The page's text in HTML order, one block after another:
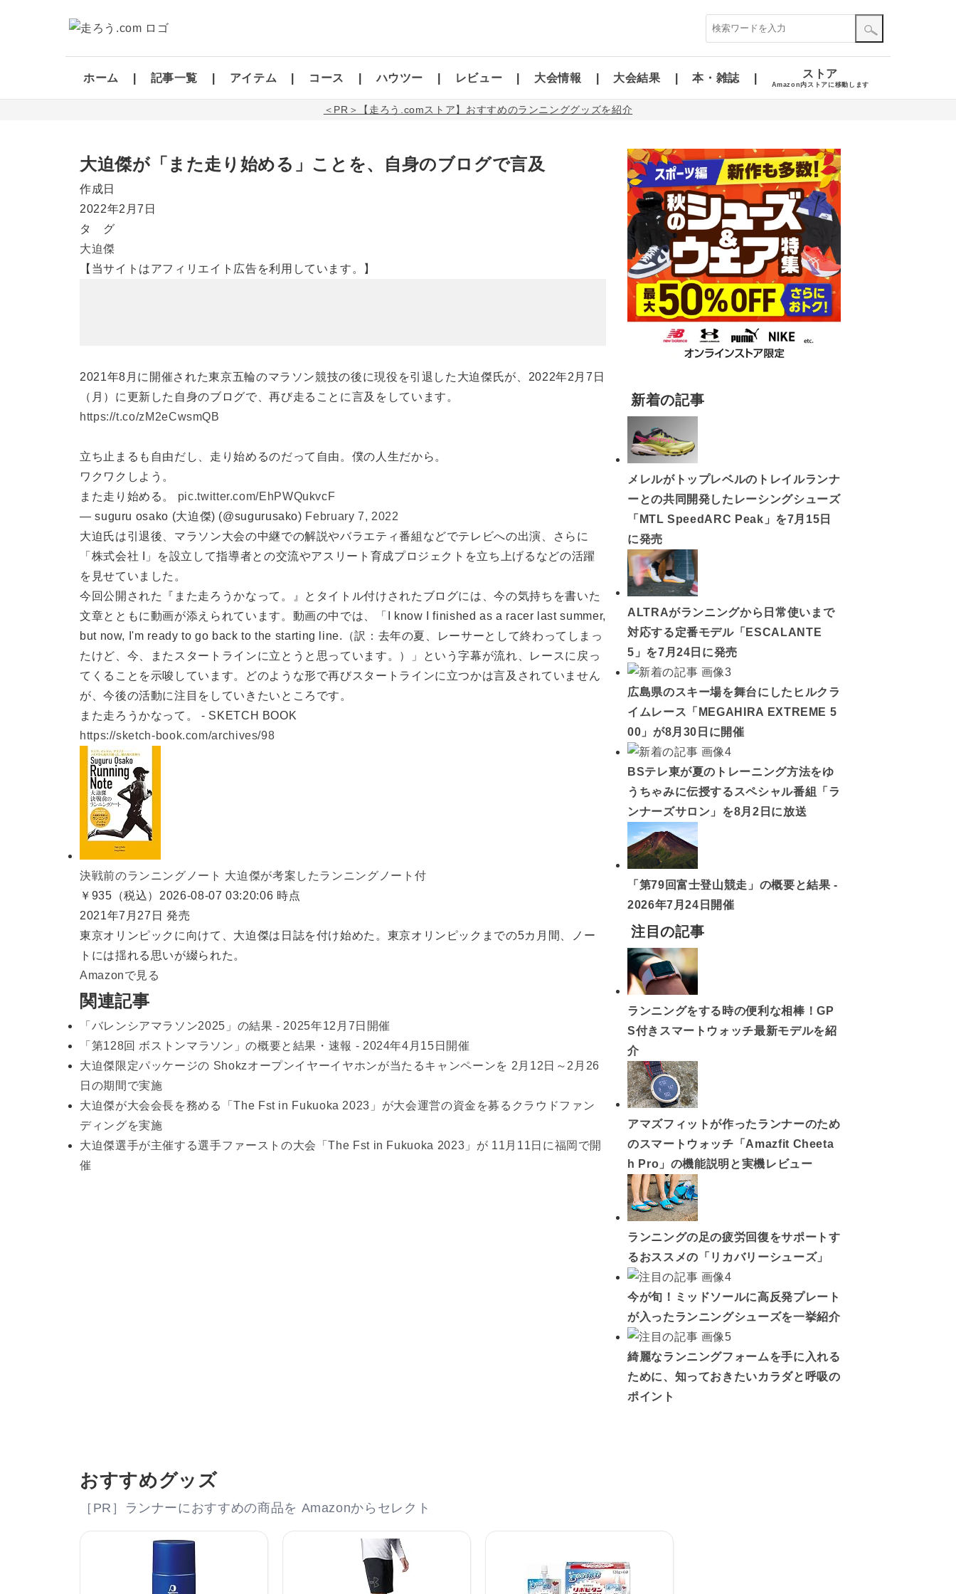
ホーム 記事一覧 アイテム コース ハウツー レビュー 大会情報 大会結果 本・雑誌 ストア
Amazon内ストアに移動します
＜PR＞【走ろう.comストア】おすすめのランニンググッズを紹介
大迫傑が「また走り始める」ことを、自身のブログで言及
作成日
2022年2月7日
タ グ
大迫傑
【当サイトはアフィリエイト広告を利用しています。】
2021年8月に開催された東京五輪のマラソン競技の後に現役を引退した大迫傑氏が、2022年2月7日
（月）に更新した自身のブログで、再び走ることに言及をしています。
https://t.co/zM2eCwsmQB
立ち止まるも自由だし、走り始めるのだって自由。僕の人生だから。
ワクワクしよう。
また走り始める。 pic.twitter.com/EhPWQukvcF
— suguru osako (大迫傑) (@sugurusako) February 7, 2022
大迫氏は引退後、マラソン大会の中継での解説やバラエティ番組などでテレビへの出演、さらに
「株式会社 I」を設立して指導者との交流やアスリート育成プロジェクトを立ち上げるなどの活躍
を見せていました。
今回公開された『また走ろうかなって。』とタイトル付けされたブログには、今の気持ちを書いた
文章とともに動画が添えられています。動画の中では、「I know I finished as a racer last summer,
but now, I'm ready to go back to the starting line.（訳：去年の夏、レーサーとして終わってしまっ
たけど、今、またスタートラインに立とうと思っています。）」という字幕が流れ、レースに戻っ
てくることを示唆しています。どのような形で再びスタートラインに立つかは言及されていません
が、今後の活動に注目をしていきたいところです。
また走ろうかなって。 - SKETCH BOOK
https://sketch-book.com/archives/98
決戦前のランニングノート 大迫傑が考案したランニングノート付
￥935（税込） 2026-08-07 03:20:06 時点
2021年7月27日 発売
東京オリンピックに向けて、大迫傑は日誌を付け始めた。東京オリンピックまでの5カ月間、ノー
トには揺れる思いが綴られた。
Amazonで見る
関連記事
「バレンシアマラソン2025」の結果 - 2025年12月7日開催
「第128回 ボストンマラソン」の概要と結果・速報 - 2024年4月15日開催
大迫傑限定パッケージの Shokzオープンイヤーイヤホンが当たるキャンペーンを 2月12日～2月26
日の期間で実施
大迫傑が大会会長を務める「The Fst in Fukuoka 2023」が大会運営の資金を募るクラウドファン
ディングを実施
大迫傑選手が主催する選手ファーストの大会「The Fst in Fukuoka 2023」が 11月11日に福岡で開
催
新着の記事
メレルがトップレベルのトレイルランナ
ーとの共同開発したレーシングシューズ
「MTL SpeedARC Peak」を7月15日
に発売
ALTRAがランニングから日常使いまで
対応する定番モデル「ESCALANTE
5」を7月24日に発売
広島県のスキー場を舞台にしたヒルクラ
イムレース「MEGAHIRA EXTREME 5
00」が8月30日に開催
BSテレ東が夏のトレーニング方法をゆ
うちゃみに伝授するスペシャル番組「ラ
ンナーズサロン」を8月2日に放送
「第79回富士登山競走」の概要と結果 -
2026年7月24日開催
注目の記事
ランニングをする時の便利な相棒！GP
S付きスマートウォッチ最新モデルを紹
介
アマズフィットが作ったランナーのため
のスマートウォッチ「Amazfit Cheeta
h Pro」の機能説明と実機レビュー
ランニングの足の疲労回復をサポートす
るおススメの「リカバリーシューズ」
今が旬！ミッドソールに高反発プレート
が入ったランニングシューズを一挙紹介
綺麗なランニングフォームを手に入れる
ために、知っておきたいカラダと呼吸の
ポイント
おすすめグッズ
［PR］ランナーにおすすめの商品を Amazonからセレクト